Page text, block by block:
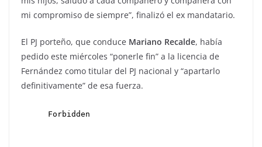
mi compromiso de siempre”, finalizó el ex mandatario.
El PJ porteño, que conduce Mariano Recalde, había
pedido este miércoles “ponerle fin” a la licencia de
Fernández como titular del PJ nacional y “apartarlo
definitivamente” de esa fuerza.